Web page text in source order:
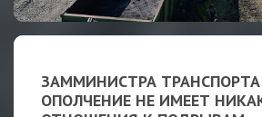
ЗАММИНИСТРА
ОПОЛЧЕНИЕ НЕ ИМЕЕТ